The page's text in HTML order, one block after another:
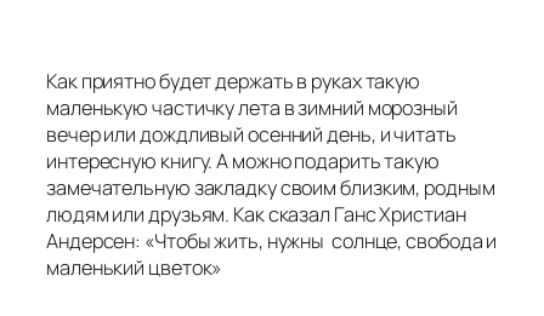
Как приятно будет держать в руках такую
маленькую частичку лета в зимний морозный
вечер или дождливый осенний день, и читать
интересную книгу. А можно подарить такую
замечательную закладку своим близким, родным
людям или друзьям. Как сказал Ганс Христиан
Андерсен: «Чтобы жить, нужны солнце, свобода и
маленький цветок»